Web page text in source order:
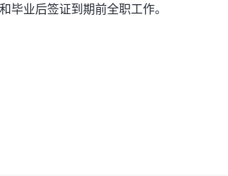
毕业后签证到期前全职工作。